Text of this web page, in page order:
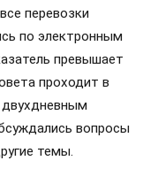
перевозки
по электронным
превышает
проходит в
вопросы
темы.